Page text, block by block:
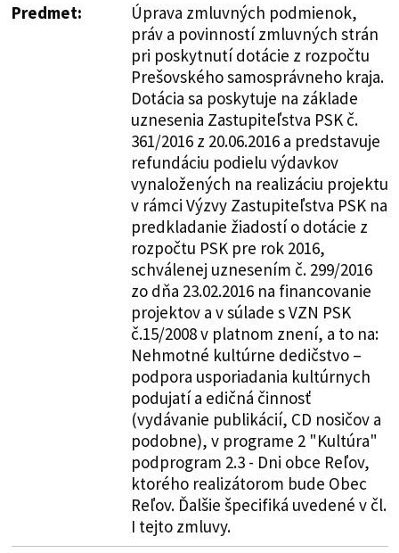
Predmet:
Úprava zmluvných podmienok,
práv a povinností zmluvných strán
pri poskytnutí dotácie z rozpočtu
Prešovského samosprávneho kraja.
Dotácia sa poskytuje na základe
uznesenia Zastupiteľstva PSK č.
361/2016 z 20.06.2016 a predstavuje
refundáciu podielu výdavkov
vynaložených na realizáciu projektu
v rámci Výzvy Zastupiteľstva PSK na
predkladanie žiadostí o dotácie z
rozpočtu PSK pre rok 2016,
schválenej uznesením č. 299/2016
zo dňa 23.02.2016 na financovanie
projektov a v súlade s VZN PSK
č.15/2008 v platnom znení, a to na:
Nehmotné kultúrne dedičstvo –
podpora usporiadania kultúrnych
podujatí a edičná činnosť
(vydávanie publikácií, CD nosičov a
podobne), v programe 2 "Kultúra"
podprogram 2.3 - Dni obce Reľov,
ktorého realizátorom bude Obec
Reľov. Ďalšie špecifiká uvedené v čl.
I tejto zmluvy.